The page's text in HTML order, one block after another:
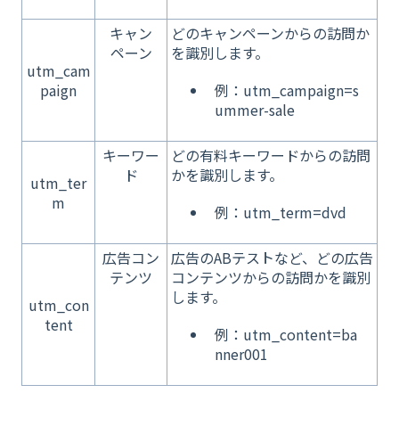
utm_cam
paign
キャン
ペーン
どのキャンペーンからの訪問か
を識別します。
例：utm_campaign=s
ummer-sale
utm_ter
m
キーワー
ド
どの有料キーワードからの訪問
かを識別します。
例：utm_term=dvd
utm_con
tent
広告コン
テンツ
広告のABテストなど、どの広告
コンテンツからの訪問かを識別
します。
例：utm_content=ba
nner001